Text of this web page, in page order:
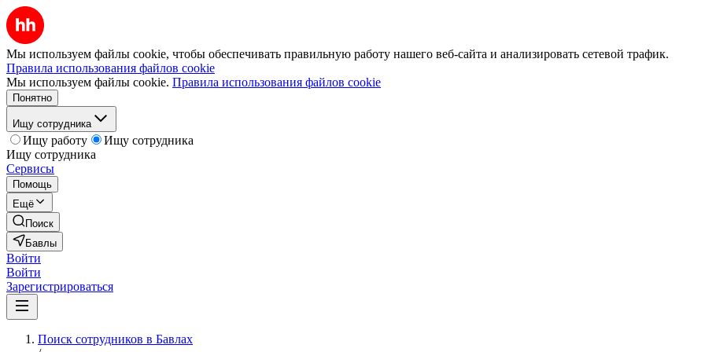
Мы используем файлы cookie, чтобы обеспечивать правильную работу нашего веб-сайта и анализировать сетевой трафик.
Правила использования файлов cookie
Мы используем файлы cookie. Правила использования файлов cookie
Понятно
Ищу сотрудника
Ищу работу
Ищу сотрудника
Ищу сотрудника
Сервисы
Помощь
Ещё
Поиск
Бавлы
Войти
Войти
Зарегистрироваться
Поиск сотрудников в Бавлах